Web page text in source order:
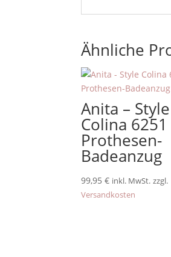
Ähnliche
Anita – Style
Colina 6251
Prothesen-
Badeanzug
99,95€ inkl. MwSt. zzgl.
Versandkosten